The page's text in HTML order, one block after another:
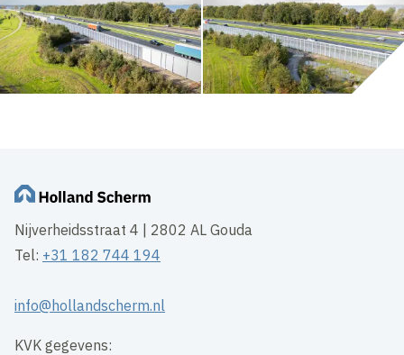
Nijverheidsstraat 4 | 2802 AL Gouda
Tel: +31 182 744 194
info@hollandscherm.nl
KVK gegevens: